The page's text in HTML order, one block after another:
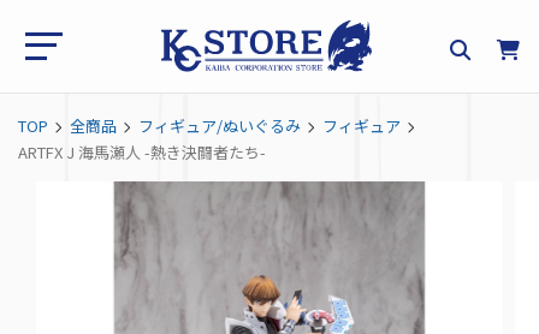
TOP 全商品 フィギュア/ぬいぐるみ
フィギュア
ARTFX J 海馬瀬人 -熱き決闘者たち-